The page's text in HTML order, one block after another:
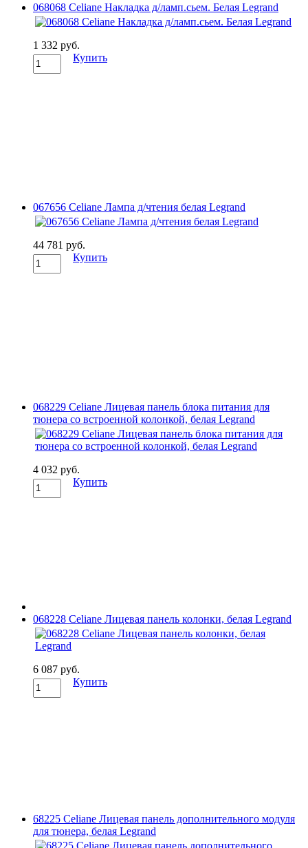
068068 Celiane Накладка д/ламп.сьем. Белая Legrand
1 332 руб.
Купить
067656 Celiane Лампа д/чтения белая Legrand
44 781 руб.
Купить
068229 Celiane Лицевая панель блока питания для
тюнера со встроенной колонкой, белая Legrand
4 032 руб.
Купить
068228 Celiane Лицевая панель колонки, белая Legrand
6 087 руб.
Купить
68225 Celiane Лицевая панель дополнительного модуля
для тюнера, белая Legrand